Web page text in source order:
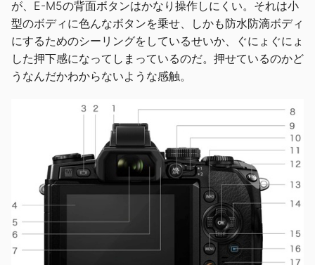
が、E-M5の背面ボタンはかなり操作しにくい。それは小
型のボディに色んなボタンを乗せ、しかも防水防滴ボディ
にするためのシーリングをしているせいか、ぐにょぐにょ
した押下感になってしまっているのだ。押せているのかど
うなんだかわからないような感触。